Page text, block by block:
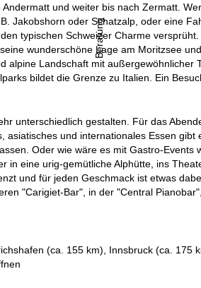
Beratung
und weiter bis nach Zermatt.
Jakobshorn oder Schatzalp, oder eine
typischen Schweizer Charme
wunderschöne Lage am Moritzsee
alpine Landschaft mit
bildet die Grenze zu Italien. Ein
unterschiedlich gestalten. Für das
asiatisches und internationales Essen
Oder wie wäre es mit Gastro-
in eine urig-gemütliche Alphütte, ins
und für jeden Geschmack ist etwas
"Carigiet-Bar", in der "Central
(ca. 155 km), Innsbruck (ca. 175